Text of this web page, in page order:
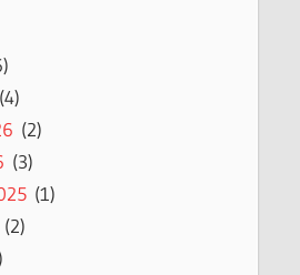
(4)
(2)
(3)
(1)